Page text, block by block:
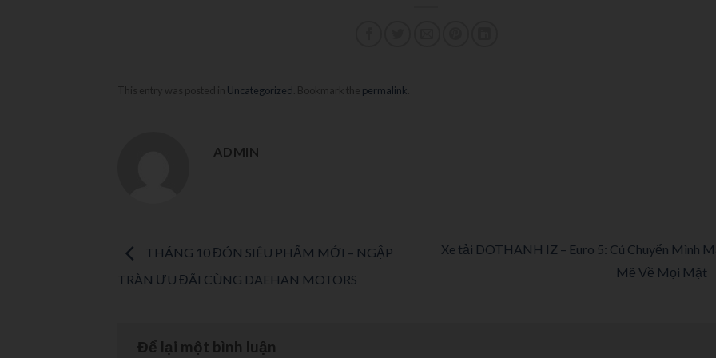
Uncategorized permalink
ADMIN
THÁNG 10 ĐÓN SIÊU PHẨM MỚI – NGẬP
TRÀN ƯU ĐÃI CÙNG DAEHAN MOTORS
Xe tải DOTHANH IZ – Euro 5: Cú Chuyển Mình
Mẽ Về Mọi Mặt
Để lại một bình luận